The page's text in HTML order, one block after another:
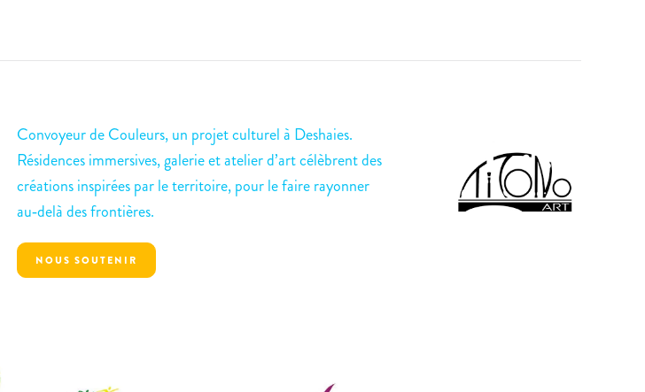
Convoyeur de Couleurs, un projet culturel à Deshaies.
Résidences immersives, galerie et atelier d’art célèbrent des
créations inspirées par le territoire, pour le faire rayonner
au‑delà des frontières.
NOUS SOUTENIR